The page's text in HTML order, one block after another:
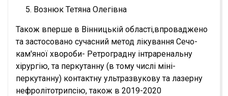
Вознюк Тетяна Олегівна
Також вперше в Вінницькій області,впроваджено
та застосовано сучасний метод лікування Сечо-
кам'яної хвороби- Ретроградну інтраренальну
хірургію, та перкутанну (в тому числі міні-
перкутанну) контактну ультразвукову та лазерну
нефролітотрипсію, також в 2019-2020